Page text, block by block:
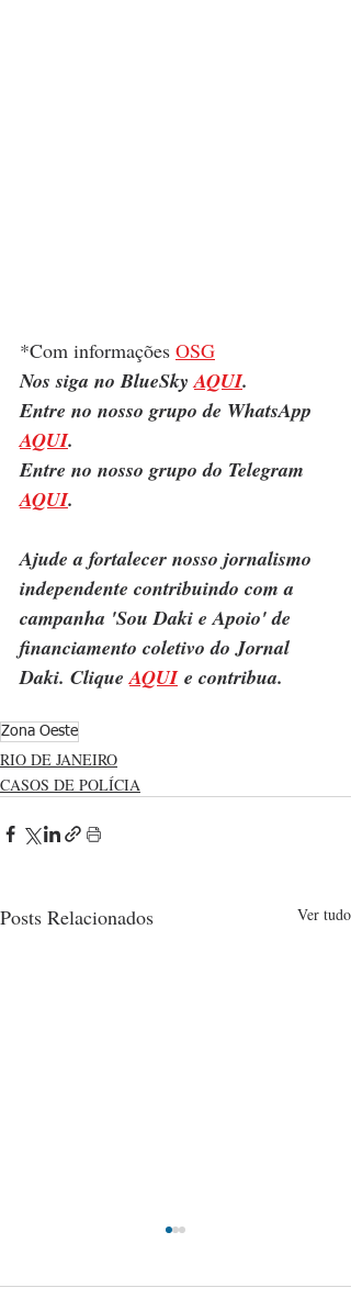
*Com informações OSG
Nos siga no BlueSky AQUI.
Entre no nosso grupo de WhatsApp
AQUI.
Entre no nosso grupo do Telegram
AQUI.
Ajude a fortalecer nosso jornalismo
independente contribuindo com a
campanha 'Sou Daki e Apoio' de
financiamento coletivo do Jornal
Daki. Clique AQUI e contribua.
Zona Oeste
RIO DE JANEIRO
CASOS DE POLÍCIA
Posts Relacionados Ver tudo